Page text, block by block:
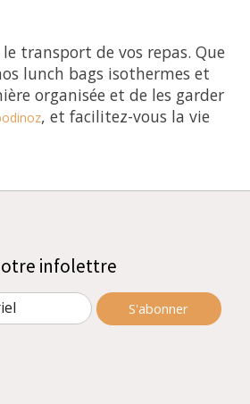
transport de vos repas. Que
lunch bags isothermes et
organisée et de les garder
, et facilitez-vous la vie
infolettre
S'abonner